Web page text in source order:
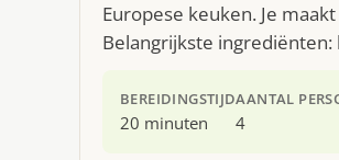
Europese keuken. Je
Belangrijkste
BEREIDINGSTIJD
20 minuten
AANTAL
4